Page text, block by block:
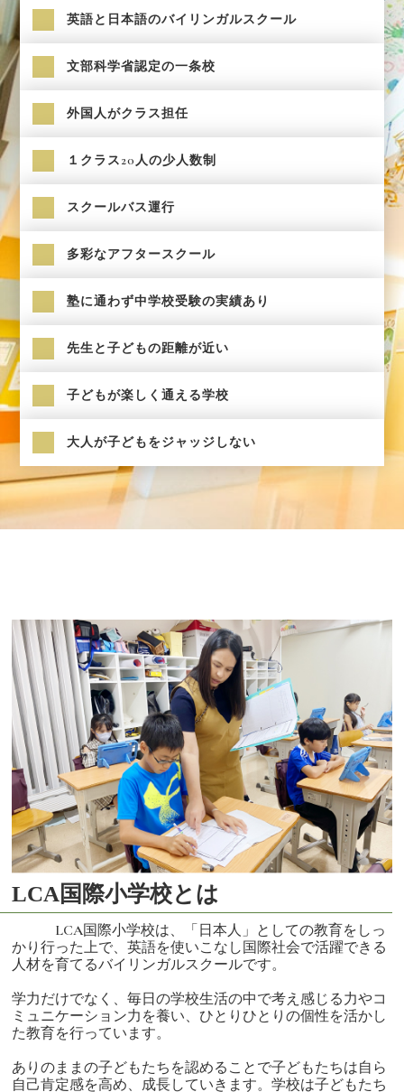
英語と日本語のバイリンガルスクール
文部科学省認定の一条校
外国人がクラス担任
１クラス20人の少人数制
スクールバス運行
多彩なアフタースクール
塾に通わず中学校受験の実績あり
先生と子どもの距離が近い
子どもが楽しく通える学校
大人が子どもをジャッジしない
LCA国際小学校とは
LCA国際小学校は、「日本人」としての教育をしっ
かり行った上で、英語を使いこなし国際社会で活躍できる
人材を育てるバイリンガルスクールです。
学力だけでなく、毎日の学校生活の中で考え感じる力やコ
ミュニケーション力を養い、ひとりひとりの個性を活かし
た教育を行っています。
ありのままの子どもたちを認めることで子どもたちは自ら
自己肯定感を高め、成長していきます。学校は子どもたち